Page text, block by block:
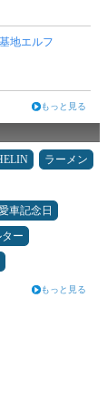
地エルフ
もっと見る
ラーメン
車記念日
ー
もっと見る